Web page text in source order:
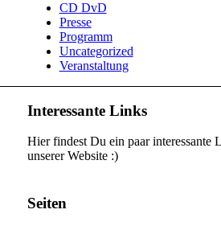
CD DvD
Presse
Programm
Uncategorized
Veranstaltung
Interessante Links
Hier findest Du ein paar interessante
unserer Website :)
Seiten